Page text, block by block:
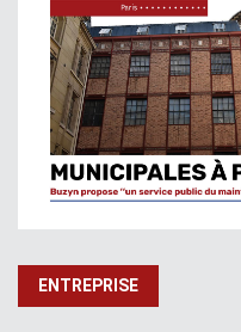
ENTREPRISE